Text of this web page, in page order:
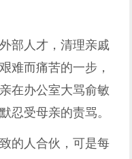
部人才，清理亲戚
难而痛苦的一步，
在办公室大骂俞敏
忍受母亲的责骂。
的人合伙，可是每